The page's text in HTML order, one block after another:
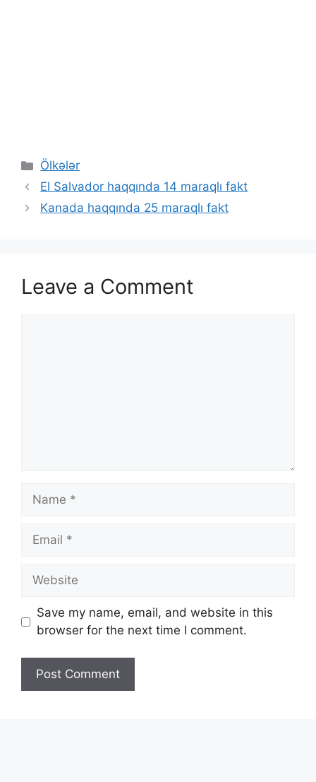
Categories
Ölkələr
El Salvador haqqında 14 maraqlı fakt
Kanada haqqında 25 maraqlı fakt
Leave a Comment
Name
Email
Website
Save my name, email, and website in this
browser for the next time I comment.